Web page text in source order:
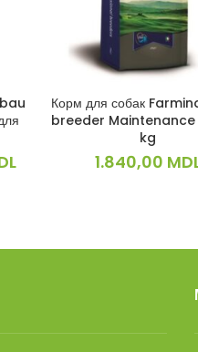
Текущая
В КОРЗИНУ
Корм для собак
breeder Maintenance
kg
1.840,00